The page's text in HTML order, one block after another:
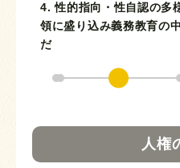
4. 性的指向・性自認の多
領に盛り込み義務教育の
だ
人権